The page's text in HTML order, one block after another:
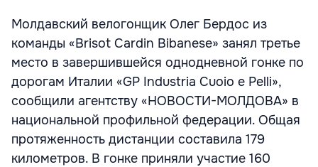
Молдавский велогонщик Олег Бердос из
команды «Brisot Cardin Bibanese» занял третье
место в завершившейся однодневной гонке по
дорогам Италии «GP Industria Cuoio e Pelli»,
сообщили агентству «НОВОСТИ-МОЛДОВА» в
национальной профильной федерации. Общая
протяженность дистанции составила 179
километров. В гонке приняли участие 160